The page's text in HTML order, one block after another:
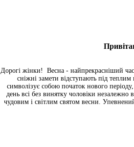
Дорогі жінки! Весна - найпрекрасніший
сніжні замети відступають під
символізує собою початок нового
день всі без винятку чоловіки незалежно
чудовим і світлим святом весни.